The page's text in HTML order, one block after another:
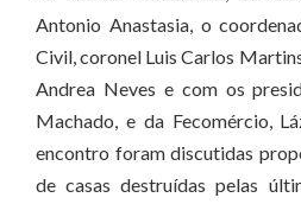
Antonio Anastasia, o
Civil, coronel Luis Carlos
Andrea Neves e com os
Machado, e da Fecomércio,
encontro foram discutidas
de casas destruídas pelas